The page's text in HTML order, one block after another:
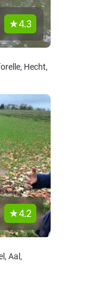
4.3
Hecht,
4.2
Aal,